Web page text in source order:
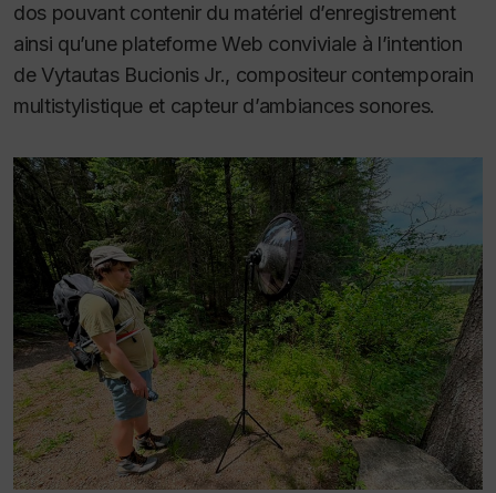
dos pouvant contenir du matériel d’enregistrement
ainsi qu’une plateforme Web conviviale à l’intention
de Vytautas Bucionis Jr., compositeur contemporain
multistylistique et capteur d’ambiances sonores.